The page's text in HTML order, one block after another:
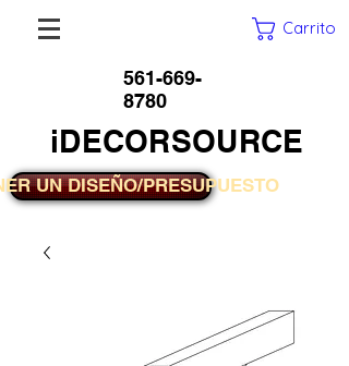
Carrito
561-669-
8780
iDECORSOURCE
UN DISEÑO/PRESUPUESTO